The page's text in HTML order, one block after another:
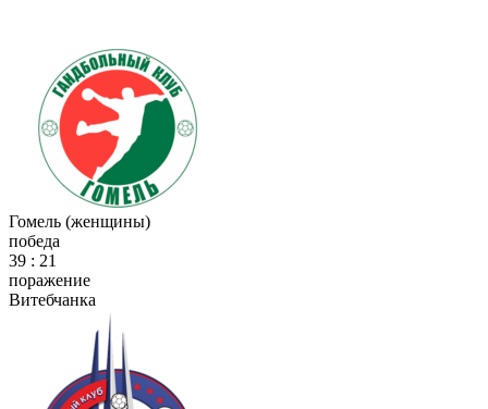
Гомель (женщины)
победа
39 : 21
поражение
Витебчанка